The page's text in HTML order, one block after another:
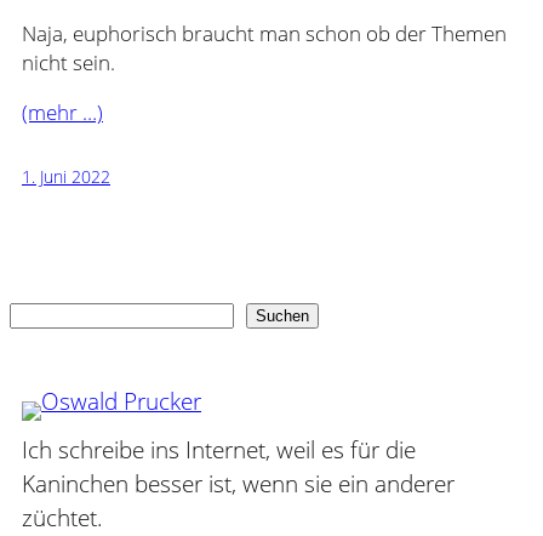
Naja, euphorisch braucht man schon ob der Themen
nicht sein.
(mehr …)
1. Juni 2022
Suchen
Ich schreibe ins Internet, weil es für die
Kaninchen besser ist, wenn sie ein anderer
züchtet.